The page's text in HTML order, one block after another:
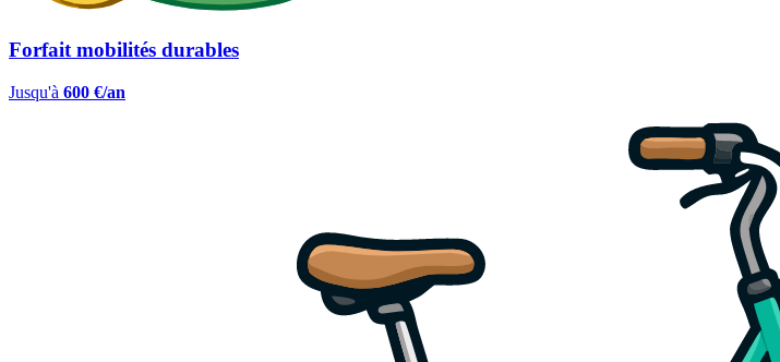
Forfait mobilités durables
Jusqu'à 600 €/an